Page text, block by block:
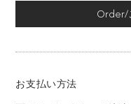
Order/
お支払い方法